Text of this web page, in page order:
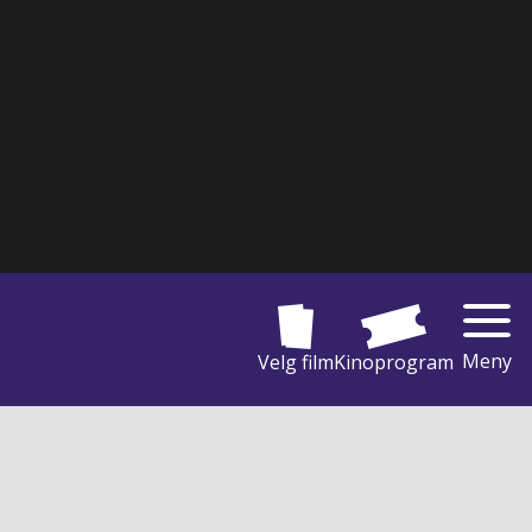
Velg filmKinoprogram Meny